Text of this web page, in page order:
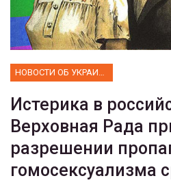
Истерика в
Верховная Рада
разрешении
гомосексуализма